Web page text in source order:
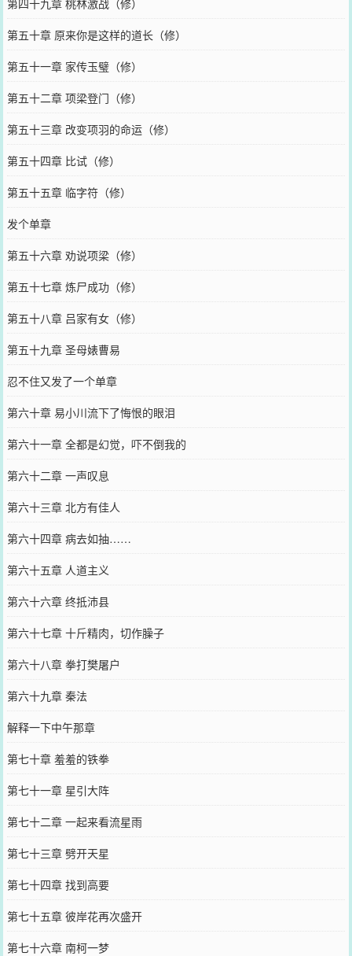
第五十章 原来你是这样的道长（修）
第五十一章 家传玉璧（修）
第五十二章 项梁登门（修）
第五十三章 改变项羽的命运（修）
第五十四章 比试（修）
第五十五章 临字符（修）
发个单章
第五十六章 劝说项梁（修）
第五十七章 炼尸成功（修）
第五十八章 吕家有女（修）
第五十九章 圣母婊曹易
忍不住又发了一个单章
第六十章 易小川流下了悔恨的眼泪
第六十一章 全都是幻觉，吓不倒我的
第六十二章 一声叹息
第六十三章 北方有佳人
第六十四章 病去如抽……
第六十五章 人道主义
第六十六章 终抵沛县
第六十七章 十斤精肉，切作臊子
第六十八章 拳打樊屠户
第六十九章 秦法
解释一下中午那章
第七十章 羞羞的铁拳
第七十一章 星引大阵
第七十二章 一起来看流星雨
第七十三章 劈开天星
第七十四章 找到高要
第七十五章 彼岸花再次盛开
第七十六章 南柯一梦